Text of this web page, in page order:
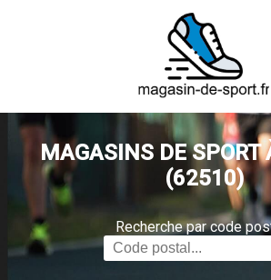
MAGASINS DE SPORT
(62510)
Recherche par code